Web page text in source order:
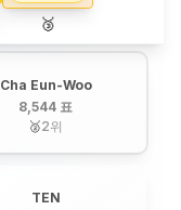
🥉
Cha Eun-Woo
8,544 표
🥈2위
TEN